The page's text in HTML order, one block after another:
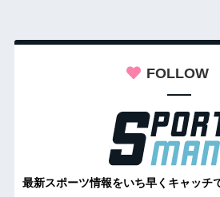
FOLLOW
最新スポーツ情報をいち早くキャッチ